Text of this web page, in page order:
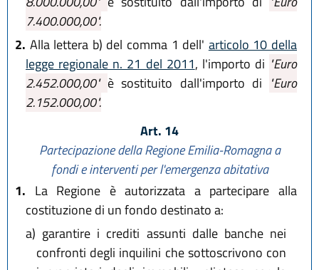
7.400.000,00".
2. Alla lettera b) del comma 1 dell' articolo 10 della
legge regionale n. 21 del 2011, l'importo di "Euro
2.452.000,00" è sostituito dall'importo di "Euro
2.152.000,00".
Art. 14
Partecipazione della Regione Emilia-Romagna a
fondi e interventi per l'emergenza abitativa
1. La Regione è autorizzata a partecipare alla
costituzione di un fondo destinato a:
a) garantire i crediti assunti dalle banche nei
confronti degli inquilini che sottoscrivono con